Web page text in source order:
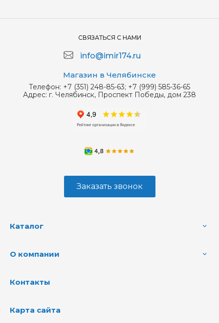
СВЯЗАТЬСЯ С НАМИ
info@imir174.ru
Магазин в Челябинске
Телефон: +7 (351) 248-85-63; +7 (999) 585-36-65
Адрес: г. Челябинск, Проспект Победы, дом 238
Заказать звонок
Каталог
О компании
Контакты
Карта сайта